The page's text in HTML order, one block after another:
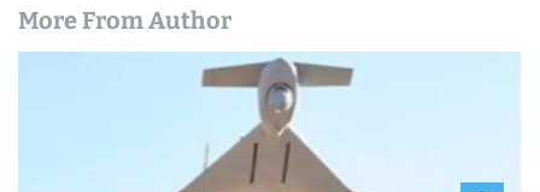
More From Author